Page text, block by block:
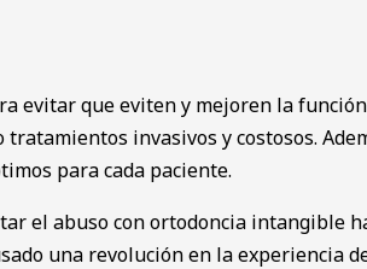
que eviten y mejoren la función
invasivos y costosos.
para cada paciente.
el abuso con ortodoncia intangible
una revolución en la experiencia